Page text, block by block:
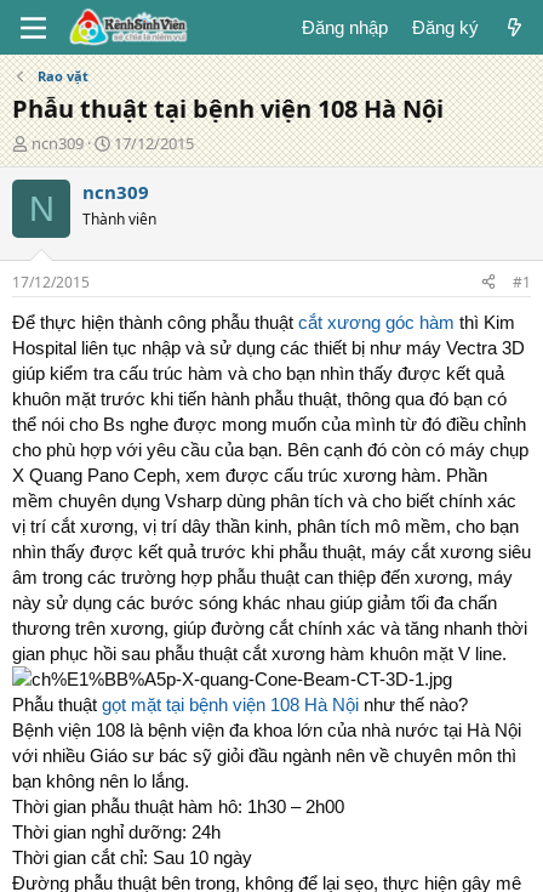
Đăng nhập Đăng ký
Rao vặt
Phẫu thuật tại bệnh viện 108 Hà Nội
T
á
c
g
ả
ncn309
N
g
à
y
đ
g
17/12/2015
N ncn309
Thành viên
17/12/2015
#1
Để thực hiện thành công phẫu thuật cắt xương góc hàm thì Kim
Hospital liên tục nhập và sử dụng các thiết bị như máy Vectra 3D
giúp kiểm tra cấu trúc hàm và cho bạn nhìn thấy được kết quả
khuôn mặt trước khi tiến hành phẫu thuật, thông qua đó bạn có
thể nói cho Bs nghe được mong muốn của mình từ đó điều chỉnh
cho phù hợp với yêu cầu của bạn. Bên cạnh đó còn có máy chụp
X Quang Pano Ceph, xem được cấu trúc xương hàm. Phần
mềm chuyên dụng Vsharp dùng phân tích và cho biết chính xác
vị trí cắt xương, vị trí dây thần kinh, phân tích mô mềm, cho bạn
nhìn thấy được kết quả trước khi phẫu thuật, máy cắt xương siêu
âm trong các trường hợp phẫu thuật can thiệp đến xương, máy
này sử dụng các bước sóng khác nhau giúp giảm tối đa chấn
thương trên xương, giúp đường cắt chính xác và tăng nhanh thời
gian phục hồi sau phẫu thuật cắt xương hàm khuôn mặt V line.
Phẫu thuật gọt mặt tại bệnh viện 108 Hà Nội như thế nào?
Bệnh viện 108 là bệnh viện đa khoa lớn của nhà nước tại Hà Nội
với nhiều Giáo sư bác sỹ giỏi đầu ngành nên về chuyên môn thì
bạn không nên lo lắng.
Thời gian phẫu thuật hàm hô: 1h30 – 2h00
Thời gian nghỉ dưỡng: 24h
Thời gian cắt chỉ: Sau 10 ngày
Đường phẫu thuật bên trong, không để lại sẹo, thực hiện gây mê